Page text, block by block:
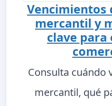
Vencimientos
mercantil y
clave para
Consulta cuándo
mercantil, qué